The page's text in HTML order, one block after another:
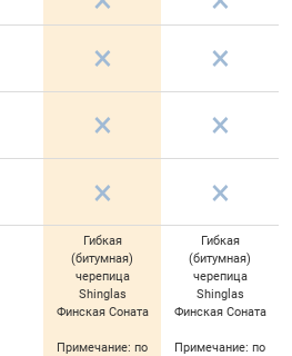
Гибкая
(битумная)
черепица
Shinglas
Финская Соната
Примечание: по
Гибкая
(битумная)
черепица
Shinglas
Финская Соната
Примечание: по